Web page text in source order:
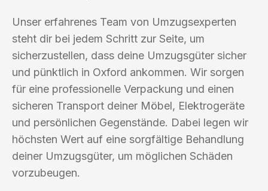
Unser erfahrenes Team von Umzugsexperten
steht dir bei jedem Schritt zur Seite, um
sicherzustellen, dass deine Umzugsgüter sicher
und pünktlich in Oxford ankommen. Wir sorgen
für eine professionelle Verpackung und einen
sicheren Transport deiner Möbel, Elektrogeräte
und persönlichen Gegenstände. Dabei legen wir
höchsten Wert auf eine sorgfältige Behandlung
deiner Umzugsgüter, um möglichen Schäden
vorzubeugen.